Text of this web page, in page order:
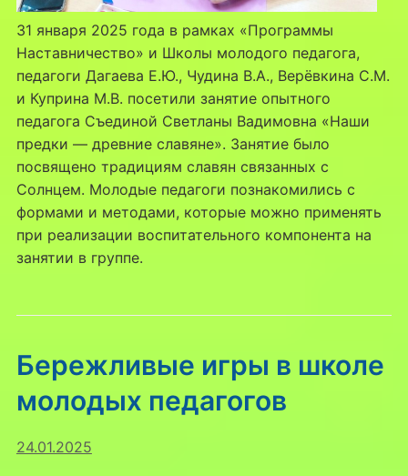
31 января 2025 года в рамках «Программы
Наставничество» и Школы молодого педагога,
педагоги Дагаева Е.Ю., Чудина В.А., Верёвкина С.М.
и Куприна М.В. посетили занятие опытного
педагога Съединой Светланы Вадимовна «Наши
предки — древние славяне». Занятие было
посвящено традициям славян связанных с
Солнцем. Молодые педагоги познакомились с
формами и методами, которые можно применять
при реализации воспитательного компонента на
занятии в группе.
Бережливые игры в школе
молодых педагогов
24.01.2025